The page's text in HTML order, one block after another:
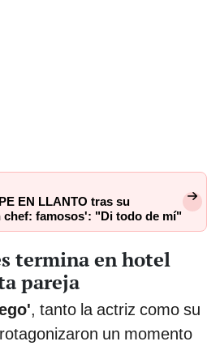
EN LLANTO tras su
famosos': "Di todo de mí"
termina en hotel
pareja
, tanto la actriz como su
un momento